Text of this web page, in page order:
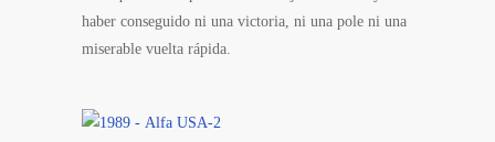
haber conseguido ni una victoria, ni una pole ni una
miserable vuelta rápida.